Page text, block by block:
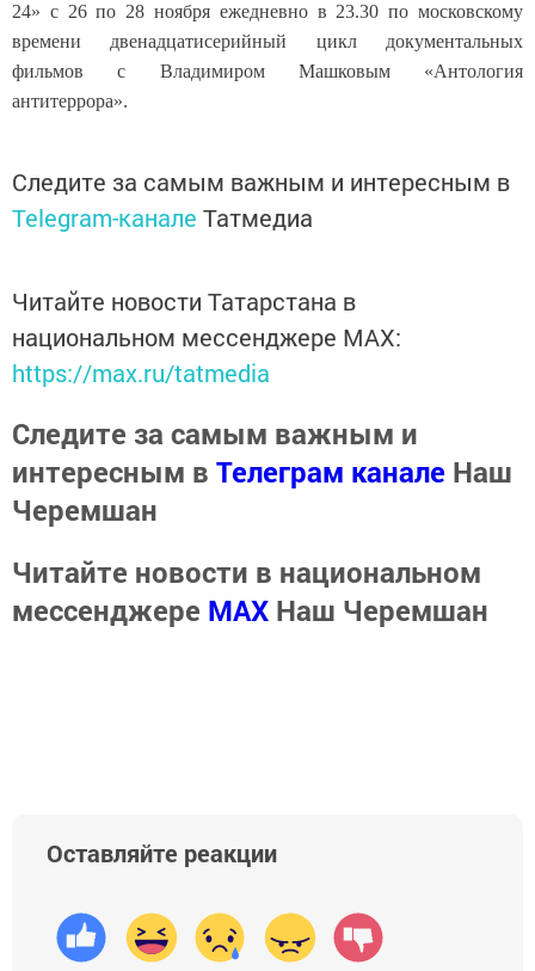
24» с 26 по 28 ноября ежедневно в 23.30 по московскому
времени двенадцатисерийный цикл документальных
фильмов с Владимиром Машковым «Антология
антитеррора».
Следите за самым важным и интересным в
Telegram-канале Татмедиа
Читайте новости Татарстана в
национальном мессенджере MАХ:
https://max.ru/tatmedia
Следите за самым важным и
интересным в Телеграм канале Наш
Черемшан
Читайте новости в национальном
мессенджере MАХ Наш Черемшан
Оставляйте реакции